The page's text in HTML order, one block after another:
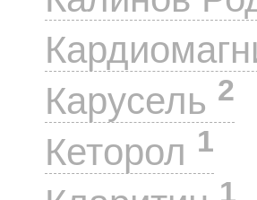
Карусель 2
Кеторол 1
1